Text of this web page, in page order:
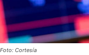
Foto: Cortesía